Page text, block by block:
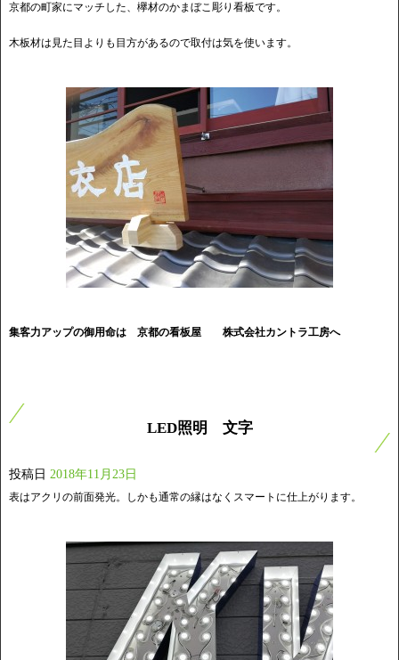
京都の町家にマッチした、欅材のかまぼこ彫り看板です。
木板材は見た目よりも目方があるので取付は気を使います。
集客力アップの御用命は 京都の看板屋 株式会社カントラ工房へ
LED照明 文字
投稿日 2018年11月23日
表はアクリの前面発光。しかも通常の縁はなくスマートに仕上がります。